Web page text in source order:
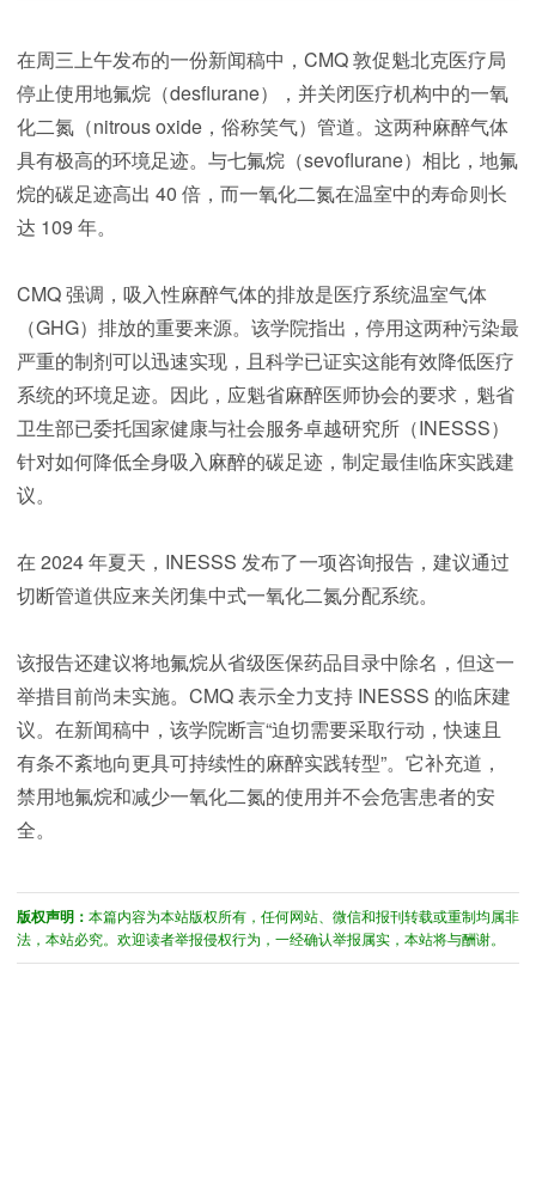
在周三上午发布的一份新闻稿中，CMQ 敦促魁北克医疗局
停止使用地氟烷（desflurane），并关闭医疗机构中的一氧
化二氮（nitrous oxide，俗称笑气）管道。这两种麻醉气体
具有极高的环境足迹。与七氟烷（sevoflurane）相比，地氟
烷的碳足迹高出 40 倍，而一氧化二氮在温室中的寿命则长
达 109 年。
CMQ 强调，吸入性麻醉气体的排放是医疗系统温室气体
（GHG）排放的重要来源。该学院指出，停用这两种污染最
严重的制剂可以迅速实现，且科学已证实这能有效降低医疗
系统的环境足迹。因此，应魁省麻醉医师协会的要求，魁省
卫生部已委托国家健康与社会服务卓越研究所（INESSS）
针对如何降低全身吸入麻醉的碳足迹，制定最佳临床实践建
议。
在 2024 年夏天，INESSS 发布了一项咨询报告，建议通过
切断管道供应来关闭集中式一氧化二氮分配系统。
该报告还建议将地氟烷从省级医保药品目录中除名，但这一
举措目前尚未实施。CMQ 表示全力支持 INESSS 的临床建
议。在新闻稿中，该学院断言“迫切需要采取行动，快速且
有条不紊地向更具可持续性的麻醉实践转型”。它补充道，
禁用地氟烷和减少一氧化二氮的使用并不会危害患者的安
全。
版权声明： 本篇内容为本站版权所有，任何网站、微信和报刊转载或重制均属非
法，本站必究。欢迎读者举报侵权行为，一经确认举报属实，本站将与酬谢。